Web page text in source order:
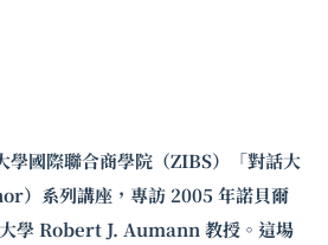
學國際聯合商學院（ZIBS）「對話大
）系列講座，專訪 2005 年諾貝爾
學 Robert J. Aumann 教授。這場